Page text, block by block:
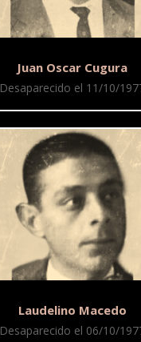
Juan Oscar Cugura
Desaparecido el 11/10/
Laudelino Macedo
Desaparecido el 06/10/